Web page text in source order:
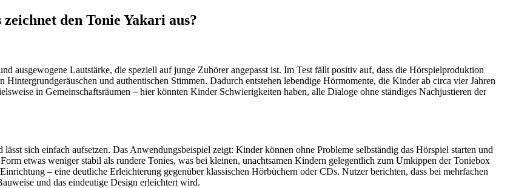
den Tonie Yakari aus?
ausgewogene Lautstärke, die speziell auf junge Zuhörer angepasst ist. Im Test fällt positiv auf, dass die Hörspielproduktion
und authentischen Stimmen. Dadurch entstehen lebendige Hörmomente, die Kinder ab circa vier Jahren
in Gemeinschaftsräumen – hier könnten Kinder Schwierigkeiten haben, alle Dialoge ohne ständiges Nachjustieren der
sich einfach aufsetzen. Das Anwendungsbeispiel zeigt: Kinder können ohne Probleme selbständig das Hörspiel starten und
etwas weniger stabil als rundere Tonies, was bei kleinen, unachtsamen Kindern gelegentlich zum Umkippen der Toniebox
– eine deutliche Erleichterung gegenüber klassischen Hörbüchern oder CDs. Nutzer berichten, dass bei mehrfachen
und das eindeutige Design erleichtert wird.